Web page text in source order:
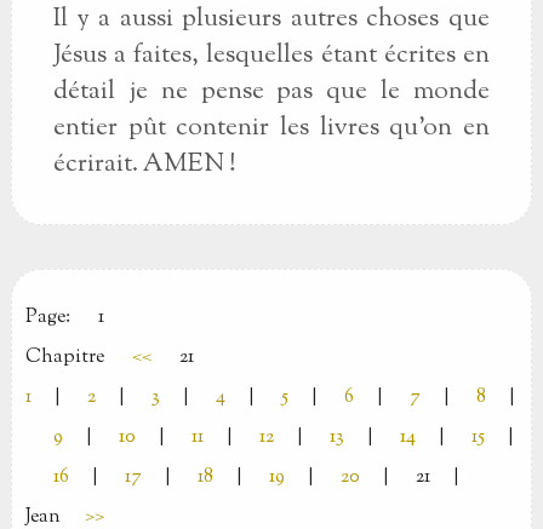
Il y a aussi plusieurs autres choses que
Jésus a faites, lesquelles étant écrites en
détail je ne pense pas que le monde
entier pût contenir les livres qu’on en
écrirait. AMEN !
Page:
1
Chapitre
<<
21
1
2 3 4 5 6 7 8
9
10 11 12 13 14 15
16
17 18 19 20 21
Jean
>>